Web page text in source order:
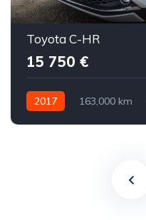
Toyota C-HR
15 750 €
2017 163,000 km